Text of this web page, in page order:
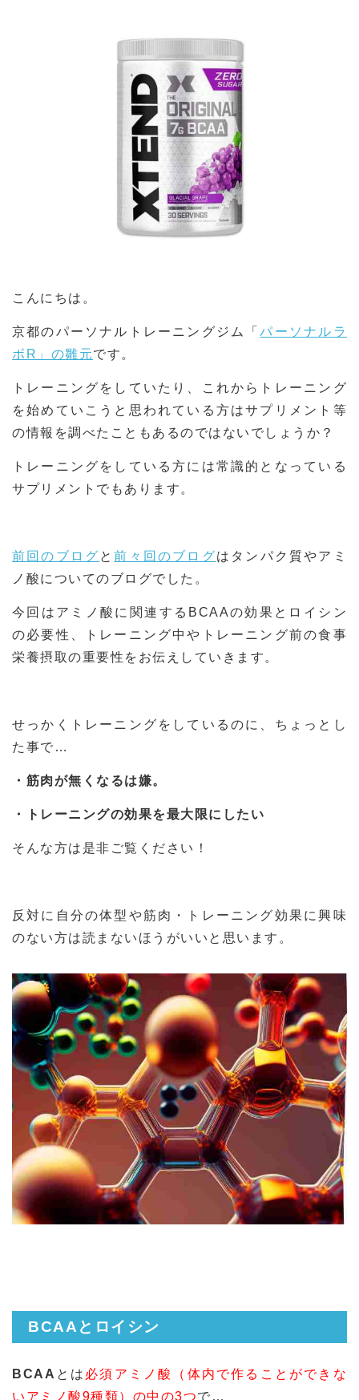
こんにちは。
京都のパーソナルトレーニングジム「パーソナルラ
ボR」の雛元です。
トレーニングをしていたり、これからトレーニング
を始めていこうと思われている方はサプリメント等
の情報を調べたこともあるのではないでしょうか？
トレーニングをしている方には常識的となっている
サプリメントでもあります。
前回のブログ と前々回のブログはタンパク質やアミ
ノ酸についてのブログでした。
今回はアミノ酸に関連するBCAAの効果とロイシン
の必要性、トレーニング中やトレーニング前の食事
栄養摂取の重要性をお伝えしていきます。
せっかくトレーニングをしているのに、ちょっとし
た事で…
・筋肉が無くなるは嫌。
・トレーニングの効果を最大限にしたい
そんな方は是非ご覧ください！
反対に自分の体型や筋肉・トレーニング効果に興味
のない方は読まないほうがいいと思います。
BCAAとロイシン
BCAA とは 必須アミノ酸（体内で作ることができな
いアミノ酸9種類）の中の3つで…